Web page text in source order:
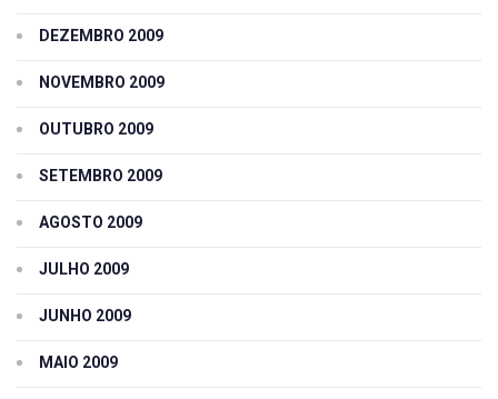
DEZEMBRO 2009
NOVEMBRO 2009
OUTUBRO 2009
SETEMBRO 2009
AGOSTO 2009
JULHO 2009
JUNHO 2009
MAIO 2009